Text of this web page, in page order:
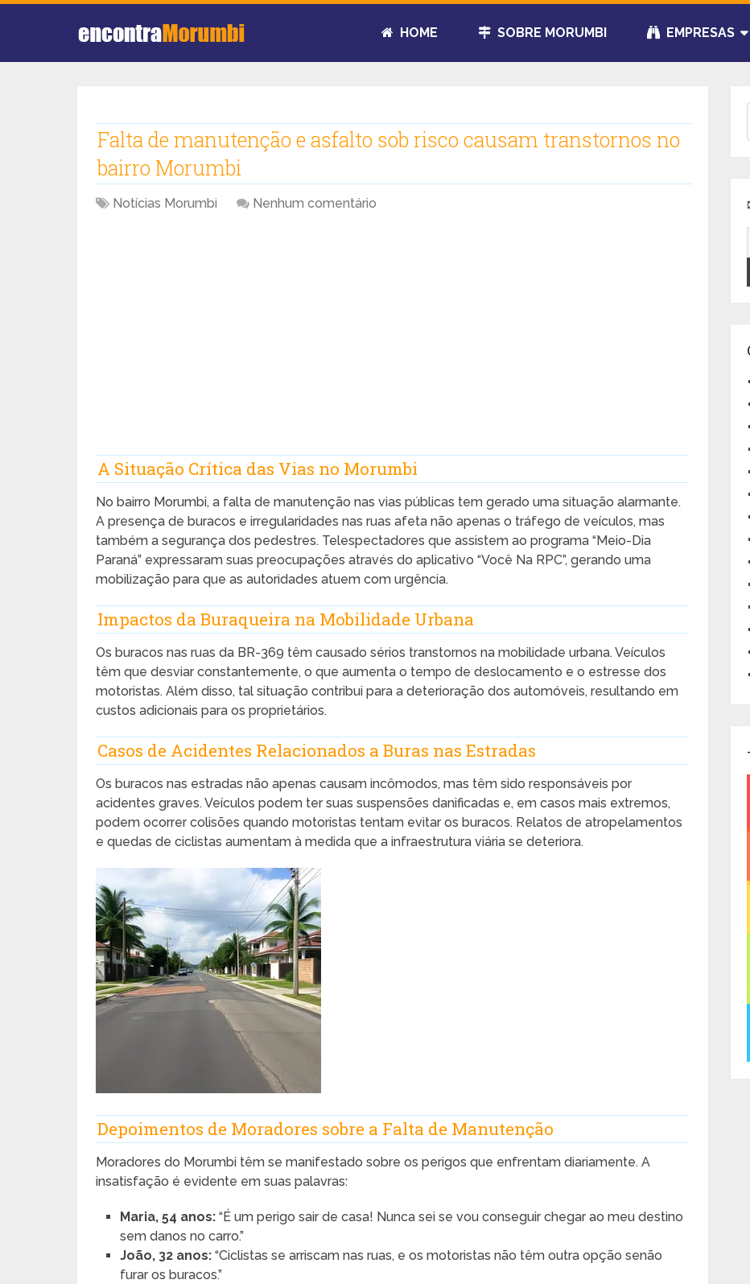
HOME SOBRE MORUMBI EMPRESAS
Falta de manutenção e asfalto sob risco causam transtornos no
bairro Morumbi
Notícias Morumbi Nenhum comentário
A Situação Crítica das Vias no Morumbi
No bairro Morumbi, a falta de manutenção nas vias públicas tem gerado uma situação alarmante.
A presença de buracos e irregularidades nas ruas afeta não apenas o tráfego de veículos, mas
também a segurança dos pedestres. Telespectadores que assistem ao programa “Meio-Dia
Paraná” expressaram suas preocupações através do aplicativo “Você Na RPC”, gerando uma
mobilização para que as autoridades atuem com urgência.
Impactos da Buraqueira na Mobilidade Urbana
Os buracos nas ruas da BR-369 têm causado sérios transtornos na mobilidade urbana. Veículos
têm que desviar constantemente, o que aumenta o tempo de deslocamento e o estresse dos
motoristas. Além disso, tal situação contribui para a deterioração dos automóveis, resultando em
custos adicionais para os proprietários.
Casos de Acidentes Relacionados a Buras nas Estradas
Os buracos nas estradas não apenas causam incômodos, mas têm sido responsáveis por
acidentes graves. Veículos podem ter suas suspensões danificadas e, em casos mais extremos,
podem ocorrer colisões quando motoristas tentam evitar os buracos. Relatos de atropelamentos
e quedas de ciclistas aumentam à medida que a infraestrutura viária se deteriora.
Depoimentos de Moradores sobre a Falta de Manutenção
Moradores do Morumbi têm se manifestado sobre os perigos que enfrentam diariamente. A
insatisfação é evidente em suas palavras:
Maria, 54 anos: “É um perigo sair de casa! Nunca sei se vou conseguir chegar ao meu destino
sem danos no carro.”
João, 32 anos: “Ciclistas se arriscam nas ruas, e os motoristas não têm outra opção senão
furar os buracos.”